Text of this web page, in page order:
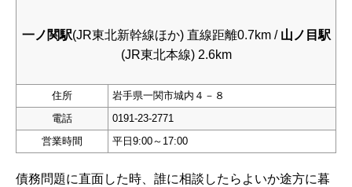
一ノ関駅(JR東北新幹線ほか) 直線距離0.7km / 山ノ目駅
(JR東北本線) 2.6km
住所
岩手県一関市城内４－８
電話
0191-23-2771
営業時間
平日9:00～17:00
債務問題に直面した時、誰に相談したらよいか途方に暮